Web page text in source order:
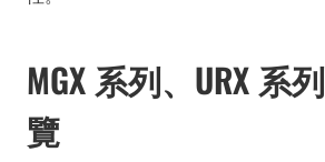
MGX 系列、URX 系
覽